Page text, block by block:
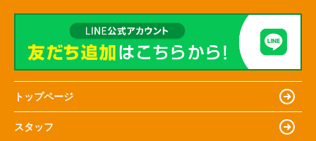
トップページ
スタッフ